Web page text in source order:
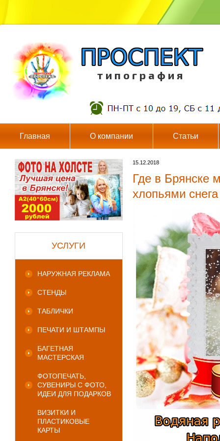
т и п о г р а ф и я
Главная О компании Статьи
УСЛУГИ
НАРУЖНАЯ РЕКЛАМА
СТЕНДЫ
ТАБЛИЧКИ
ПЕЧАТИ И ШТАМПЫ
БАГЕТНАЯ
МАСТЕРСКАЯ
ФОТОПЕЧАТЬ,
СУВЕНИРЫ С ФОТО,
ИДЕИ ДЛЯ ПОДАРКОВ
ВИЗИТКИ И
ПЛАСТИКОВЫЕ
КАРТЫ
15.12.2018
Где в Брянске
хлопьями снега